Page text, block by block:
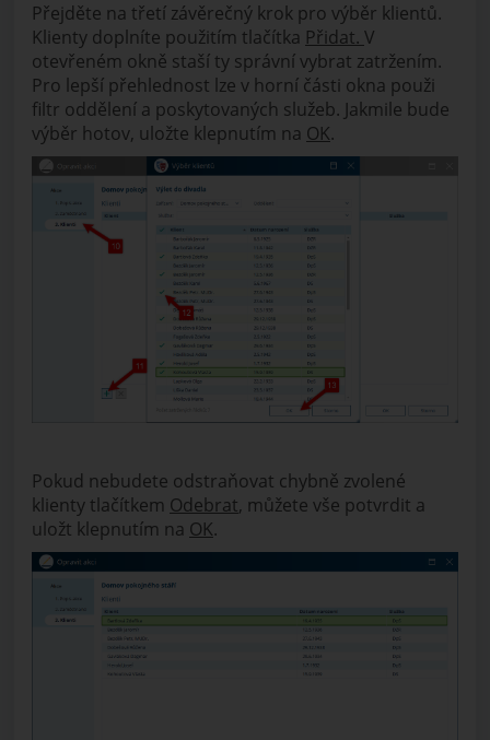
Přejděte na třetí závěrečný krok pro výběr klientů.
Klienty doplníte použitím tlačítka Přidat. V
otevřeném okně staší ty správní vybrat zatržením.
Pro lepší přehlednost lze v horní části okna použi
filtr oddělení a poskytovaných služeb. Jakmile bude
výběr hotov, uložte klepnutím na OK.
Pokud nebudete odstraňovat chybně zvolené
klienty tlačítkem Odebrat, můžete vše potvrdit a
uložt klepnutím na OK.